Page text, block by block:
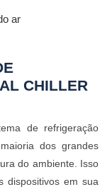
ar
CHILLER
de refrigeração
dos grandes
do ambiente. Isso
dispositivos em sua